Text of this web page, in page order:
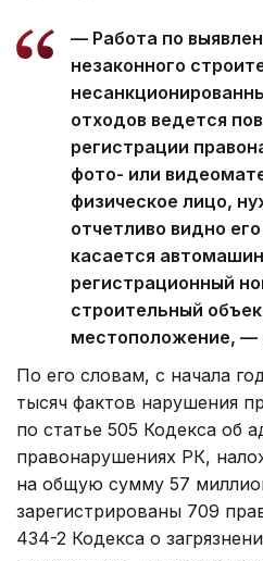
— Работа по
незаконного
отходов ведется
регистрации
фото- или
физическое лицо,
отчетливо видно
касается
регистрационный
строительный
местоположение, —
По его словам, с начала
тысяч фактов нарушения
по статье 505 Кодекса об
правонарушениях РК,
на общую сумму 57
зарегистрированы 709
434-2 Кодекса о